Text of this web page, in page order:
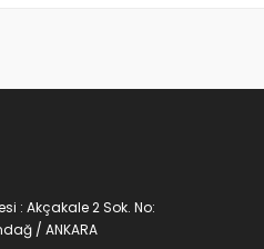
: Akçakale 2 Sok. No:
/ ANKARA